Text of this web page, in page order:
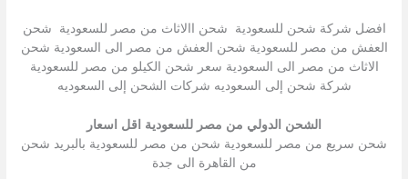
افضل شركة شحن للسعودية شحن االاثاث من مصر للسعودية شحن
العفش من مصر للسعودية شحن العفش من مصر الى السعودية شحن
الاثاث من مصر الى السعودية سعر شحن الكيلو من مصر للسعودية
شركة شحن إلى السعوديه شركات الشحن إلى السعوديه
الشحن الدولي من مصر للسعودية اقل اسعار
شحن سريع من مصر للسعودية شحن من مصر للسعودية بالبريد شحن
من القاهرة الى جدة